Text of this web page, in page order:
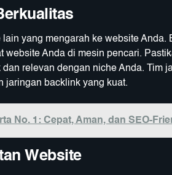
yang mengarah ke website
website Anda di mesin pencari.
relevan dengan niche Anda. Tim
jaringan backlink yang kuat.
No. 1: Cepat, Aman, dan SEO-
Website